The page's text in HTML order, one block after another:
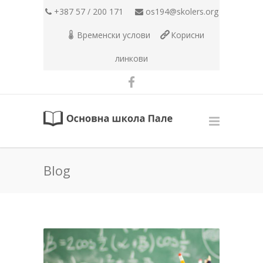
+387 57 / 200 171 os194@skolers.org
Временски услови Корисни
линкови
Blog